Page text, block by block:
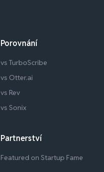
Porovnání
vs TurboScribe
vs Otter.ai
vs Rev
vs Sonix
Partnerství
Featured on Startup Fame